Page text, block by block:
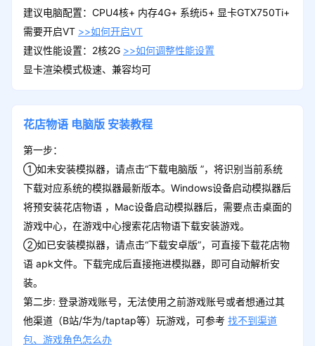
建议电脑配置：CPU4核+ 内存4G+ 系统i5+ 显卡GTX750Ti+
需要开启VT >>如何开启VT
建议性能设置：2核2G >>如何调整性能设置
显卡渲染模式极速、兼容均可
花店物语 电脑版 安装教程
第一步：
①如未安装模拟器，请点击“下载电脑版 ”，将识别当前系统
下载对应系统的模拟器最新版本。Windows设备启动模拟器后
将预安装花店物语 ，Mac设备启动模拟器后，需要点击桌面的
游戏中心，在游戏中心搜索花店物语下载安装游戏。
②如已安装模拟器，请点击“下载安卓版”，可直接下载花店物
语 apk文件。下载完成后直接拖进模拟器，即可自动解析安
装。
第二步: 登录游戏账号，无法使用之前游戏账号或者想通过其
他渠道（B站/华为/taptap等）玩游戏，可参考 找不到渠道
包、游戏角色怎么办